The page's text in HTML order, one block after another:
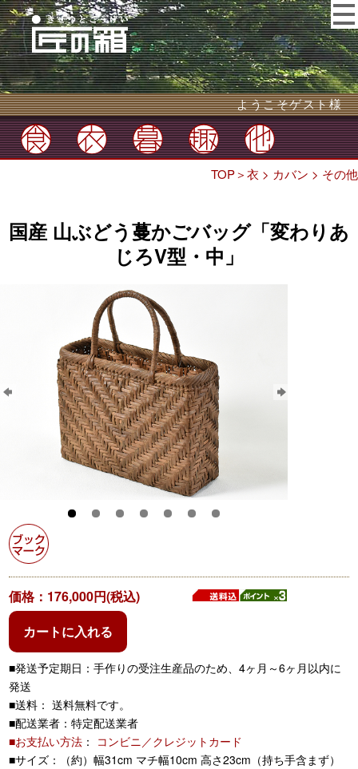
ようこそゲスト様
TOP＞衣 > カバン > その他
国産 山ぶどう蔓かごバッグ「変わりあ
じろV型・中」
価格：176,000円(税込)
カートに入れる
■発送予定期日：手作りの受注生産品のため、4ヶ月～6ヶ月以内に
発送
■送料： 送料無料です。
■配送業者：特定配送業者
■お支払い方法 ： コンビニ／クレジットカード
■サイズ：（約）幅31cm マチ幅10cm 高さ23cm（持ち手含まず）